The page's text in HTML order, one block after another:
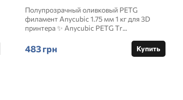
Полупрозрачный оливковый PETG
филамент Anycubic 1.75 мм 1 кг для 3D
принтера ✨ Anycubic PETG Tr...
483 грн Купить